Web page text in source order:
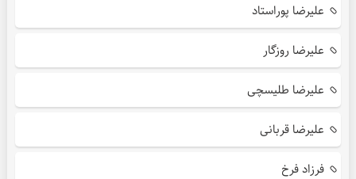
علیرضا پوراستاد
علیرضا روزگار
علیرضا طلیسچی
علیرضا قربانی
فرزاد فرخ